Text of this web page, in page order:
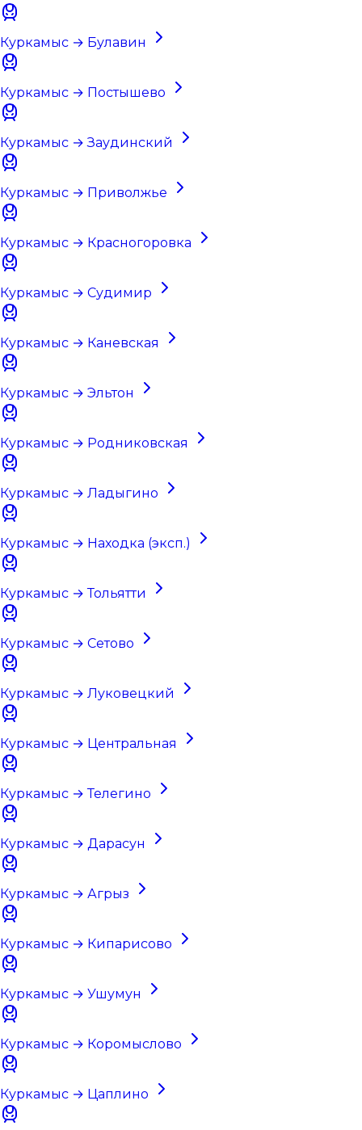
Куркамыс → Булавин
Куркамыс → Постышево
Куркамыс → Заудинский
Куркамыс → Приволжье
Куркамыс → Красногоровка
Куркамыс → Судимир
Куркамыс → Каневская
Куркамыс → Эльтон
Куркамыс → Родниковская
Куркамыс → Ладыгино
Куркамыс → Находка (эксп.)
Куркамыс → Тольятти
Куркамыс → Сетово
Куркамыс → Луковецкий
Куркамыс → Центральная
Куркамыс → Телегино
Куркамыс → Дарасун
Куркамыс → Агрыз
Куркамыс → Кипарисово
Куркамыс → Ушумун
Куркамыс → Коромыслово
Куркамыс → Цаплино